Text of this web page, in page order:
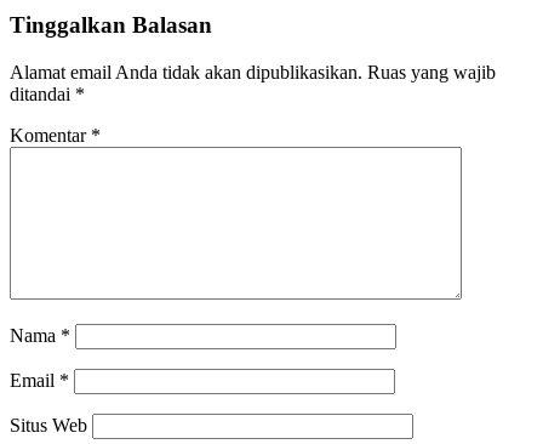
Tinggalkan Balasan
Alamat email Anda tidak akan dipublikasikan. Ruas yang wajib
ditandai *
Komentar *
Nama *
Email *
Situs Web